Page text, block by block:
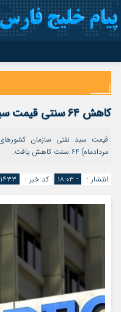
اینستاگرام
سروش
نام کاربری یا نشانی ایمیل
کاهش ۶۴ سنتی قیمت سبد نفتی اوپک
مردادماه) ۶۴ سنت کاهش یافت.
انتشار : - ۱۸:۰۳ کد خبر : ۱۴۳۳